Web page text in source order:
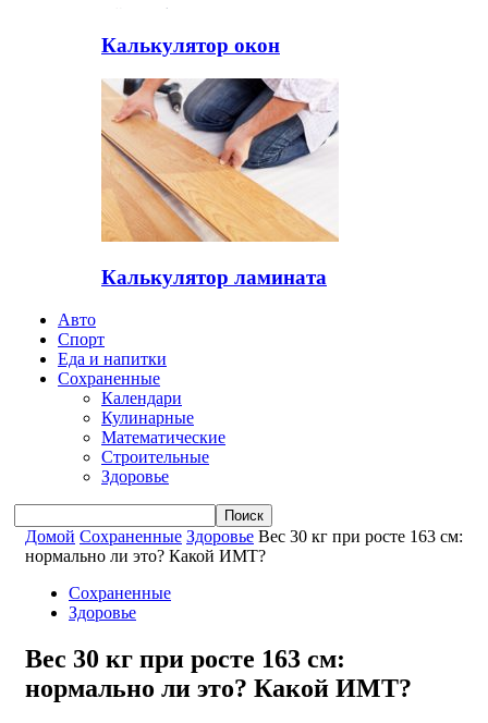
Калькулятор окон
Калькулятор ламината
Авто
Спорт
Еда и напитки
Сохраненные
Календари
Кулинарные
Математические
Строительные
Здоровье
Домой Сохраненные Здоровье Вес 30 кг при росте 163 см:
нормально ли это? Какой ИМТ?
Сохраненные
Здоровье
Вес 30 кг при росте 163 см:
нормально ли это? Какой ИМТ?